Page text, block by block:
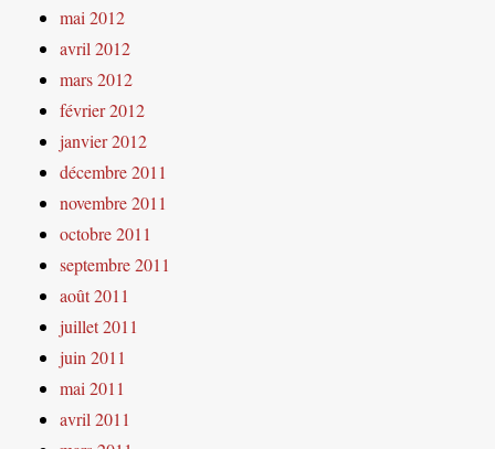
mai 2012
avril 2012
mars 2012
février 2012
janvier 2012
décembre 2011
novembre 2011
octobre 2011
septembre 2011
août 2011
juillet 2011
juin 2011
mai 2011
avril 2011